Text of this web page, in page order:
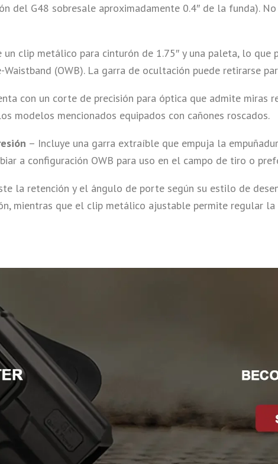
del G48 sobresale aproximadamente 0.4″ de la funda).
un clip metálico para cinturón de 1.75″ y una paleta, lo
(OWB). La garra de ocultación puede retirarse
con un corte de precisión para óptica que admite miras
modelos mencionados equipados con cañones roscados.
– Incluye una garra extraíble que empuja la
a configuración OWB para uso en el campo de tiro o
la retención y el ángulo de porte según su estilo de
mientras que el clip metálico ajustable permite regular